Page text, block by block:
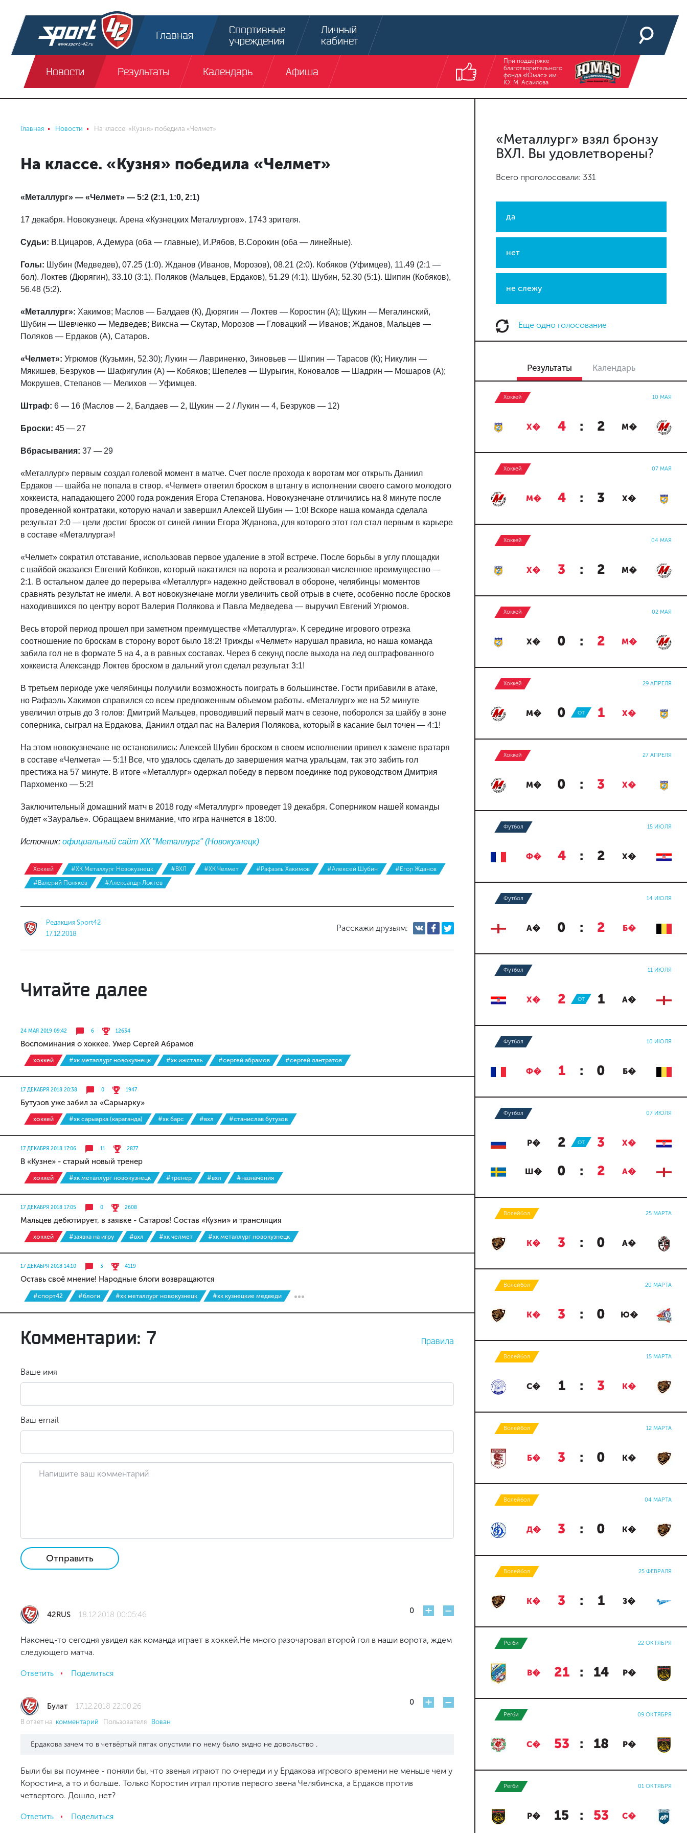
Главная
Спортивные
учреждения
Личный
кабинет
Новости Результаты Календарь Афиша
При поддержке
благотворительного
фонда «Юмас» им.
Ю. М. Асаилова
Главная Новости На классе. «Кузня» победила «Челмет»
На классе. «Кузня» победила «Челмет»
«Металлург» — «Челмет» — 5:2 (2:1, 1:0, 2:1)
17 декабря. Новокузнецк. Арена «Кузнецких Металлургов». 1743 зрителя.
Судьи: В.Цицаров, А.Демура (оба — главные), И.Рябов, В.Сорокин (оба — линейные).
Голы: Шубин (Медведев), 07.25 (1:0). Жданов (Иванов, Морозов), 08.21 (2:0). Кобяков (Уфимцев), 11.49 (2:1 —
бол). Локтев (Дюрягин), 33.10 (3:1). Поляков (Мальцев, Ердаков), 51.29 (4:1). Шубин, 52.30 (5:1). Шипин (Кобяков),
56.48 (5:2).
«Металлург»: Хакимов; Маслов — Балдаев (К), Дюрягин — Локтев — Коростин (А); Щукин — Мегалинский,
Шубин — Шевченко — Медведев; Виксна — Скутар, Морозов — Гловацкий — Иванов; Жданов, Мальцев —
Поляков — Ердаков (А), Сатаров.
«Челмет»: Угрюмов (Кузьмин, 52.30); Лукин — Лавриненко, Зиновьев — Шипин — Тарасов (К); Никулин —
Мякишев, Безруков — Шафигулин (А) — Кобяков; Шепелев — Шурыгин, Коновалов — Шадрин — Мошаров (А);
Мокрушев, Степанов — Мелихов — Уфимцев.
Штраф: 6 — 16 (Маслов — 2, Балдаев — 2, Щукин — 2 / Лукин — 4, Безруков — 12)
Броски: 45 — 27
Вбрасывания: 37 — 29
«Металлург» первым создал голевой момент в матче. Счет после прохода к воротам мог открыть Даниил
Ердаков — шайба не попала в створ. «Челмет» ответил броском в штангу в исполнении своего самого молодого
хоккеиста, нападающего 2000 года рождения Егора Степанова. Новокузнечане отличились на 8 минуте после
проведенной контратаки, которую начал и завершил Алексей Шубин — 1:0! Вскоре наша команда сделала
результат 2:0 — цели достиг бросок от синей линии Егора Жданова, для которого этот гол стал первым в карьере
в составе «Металлурга»!
«Челмет» сократил отставание, использовав первое удаление в этой встрече. После борьбы в углу площадки
с шайбой оказался Евгений Кобяков, который накатился на ворота и реализовал численное преимущество —
2:1. В остальном далее до перерыва «Металлург» надежно действовал в обороне, челябинцы моментов
сравнять результат не имели. А вот новокузнечане могли увеличить свой отрыв в счете, особенно после бросков
находившихся по центру ворот Валерия Полякова и Павла Медведева — выручил Евгений Угрюмов.
Весь второй период прошел при заметном преимуществе «Металлурга». К середине игрового отрезка
соотношение по броскам в сторону ворот было 18:2! Трижды «Челмет» нарушал правила, но наша команда
забила гол не в формате 5 на 4, а в равных составах. Через 6 секунд после выхода на лед оштрафованного
хоккеиста Александр Локтев броском в дальний угол сделал результат 3:1!
В третьем периоде уже челябинцы получили возможность поиграть в большинстве. Гости прибавили в атаке,
но Рафаэль Хакимов справился со всем предложенным объемом работы. «Металлург» же на 52 минуте
увеличил отрыв до 3 голов: Дмитрий Мальцев, проводивший первый матч в сезоне, поборолся за шайбу в зоне
соперника, сыграл на Ердакова, Даниил отдал пас на Валерия Полякова, который в касание был точен — 4:1!
На этом новокузнечане не остановились: Алексей Шубин броском в своем исполнении привел к замене вратаря
в составе «Челмета» — 5:1! Все, что удалось сделать до завершения матча уральцам, так это забить гол
престижа на 57 минуте. В итоге «Металлург» одержал победу в первом поединке под руководством Дмитрия
Пархоменко — 5:2!
Заключительный домашний матч в 2018 году «Металлург» проведет 19 декабря. Соперником нашей команды
будет «Зауралье». Обращаем внимание, что игра начнется в 18:00.
Источник: официальный сайт ХК "Металлург" (Новокузнецк)
Хоккей #ХК Металлург Новокузнецк #ВХЛ #ХК Челмет #Рафаэль Хакимов #Алексей Шубин
#Егор Жданов
#Валерий Поляков
#Александр Локтев
Редакция Sport42
17.12.2018
Расскажи друзьям:
Читайте далее
24 МАЯ 2019 09:42 6 12634
Воспоминания о хоккее. Умер Сергей Абрамов
хоккей #хк металлург новокузнецк #хк ижсталь #сергей абрамов #сергей лантратов
17 ДЕКАБРЯ 2018 20:38 0 1947
Бутузов уже забил за «Сарыарку»
хоккей #хк сарыарка (караганда) #хк барс #вхл #станислав бутузов
17 ДЕКАБРЯ 2018 17:06 11 2877
В «Кузне» - старый новый тренер
хоккей #хк металлург новокузнецк #тренер #вхл #назначения
17 ДЕКАБРЯ 2018 17:05 0 2608
Мальцев дебютирует, в заявке - Сатаров! Состав «Кузни» и трансляция
хоккей #заявка на игру #вхл #хк челмет #хк металлург новокузнецк
17 ДЕКАБРЯ 2018 14:10 3 4119
Оставь своё мнение! Народные блоги возвращаются
#спорт42 #блоги #хк металлург новокузнецк #хк кузнецкие медведи
Комментарии: 7 Правила
Ваше имя
Ваш email
Отправить
42RUS 18.12.2018 00:05:46 0 + -
Наконец-то сегодня увидел как команда играет в хоккей.Не много разочаровал второй гол в наши ворота, ждем
следующего матча.
Ответить Поделиться
Булат 17.12.2018 22:00:26 0 + -
В ответ на комментарий Пользователя Вован
Ердакова зачем то в четвёртый пятак опустили по нему было видно не довольство .
Были бы вы поумнее - поняли бы, что звенья играют по очереди и у Ердакова игрового времени не меньше чем у
Коростина, а то и больше. Только Коростин играл против первого звена Челябинска, а Ердаков против
четвертого. Дошло, нет?
Ответить Поделиться
«Металлург» взял бронзу
ВХЛ. Вы удовлетворены?
Всего проголосовали: 331
да
нет
не слежу
Еще одно голосование
Результаты Календарь
Хоккей 10 МАЯ
Х� 4 : 2 М�
Хоккей 07 МАЯ
М� 4 : 3 Х�
Хоккей 04 МАЯ
Х� 3 : 2 М�
Хоккей 02 МАЯ
Х� 0 : 2 М�
Хоккей 29 АПРЕЛЯ
М� 0 : 1 Х�
ОТ
Хоккей 27 АПРЕЛЯ
М� 0 : 3 Х�
Футбол 15 ИЮЛЯ
Ф� 4 : 2 Х�
Футбол 14 ИЮЛЯ
А� 0 : 2 Б�
Футбол 11 ИЮЛЯ
Х� 2 : 1 А�
ОТ
Футбол 10 ИЮЛЯ
Ф� 1 : 0 Б�
Футбол 07 ИЮЛЯ
Р� 2 : 3 Х�
ОТ
Ш� 0 : 2 А�
Волейбол 25 МАРТА
К� 3 : 0 А�
Волейбол 20 МАРТА
К� 3 : 0 Ю�
Волейбол 15 МАРТА
С� 1 : 3 К�
Волейбол 12 МАРТА
Б� 3 : 0 К�
Волейбол 04 МАРТА
Д� 3 : 0 К�
Волейбол 25 ФЕВРАЛЯ
К� 3 : 1 З�
Регби 22 ОКТЯБРЯ
В� 21 : 14 Р�
Регби 09 ОКТЯБРЯ
С� 53 : 18 Р�
Регби 01 ОКТЯБРЯ
Р� 15 : 53 С�